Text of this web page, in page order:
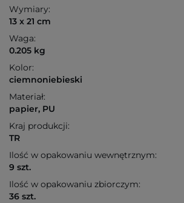
Wymiary:
13 x 21 cm
Waga:
0.205 kg
Kolor:
ciemnoniebieski
Materiał:
papier, PU
Kraj produkcji:
TR
Ilość w opakowaniu wewnętrznym:
9 szt.
Ilość w opakowaniu zbiorczym:
36 szt.